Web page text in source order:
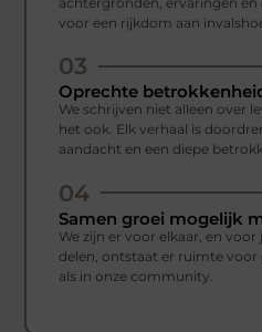
voor een rijkdom aan
03
Oprechte
We schrijven niet alleen over
het ook. Elk verhaal is
aandacht en een diepe
04
Samen groei mogelijk
We zijn er voor elkaar, en
delen, ontstaat er ruimte voor
als in onze community.